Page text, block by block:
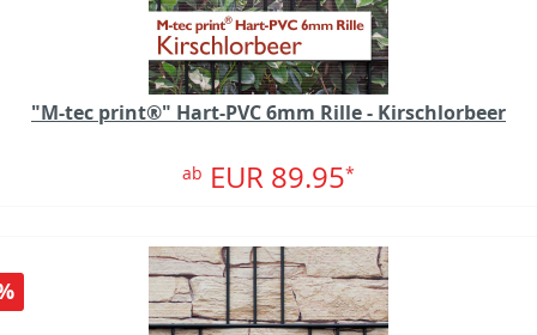
"M-tec print®" Hart-PVC 6mm Rille - Kirschlorbeer
ab EUR 89.95*